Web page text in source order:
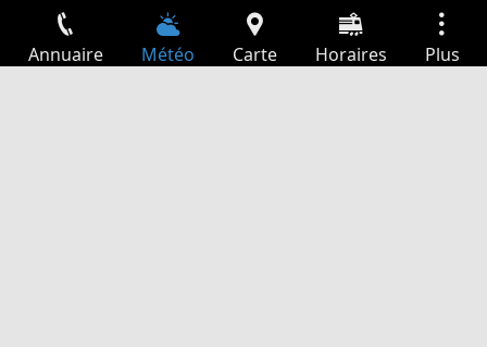
Annuaire Météo Carte Horaires Plus